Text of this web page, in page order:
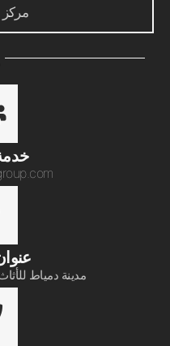
مركز
مدينة دمياط للأثاث |